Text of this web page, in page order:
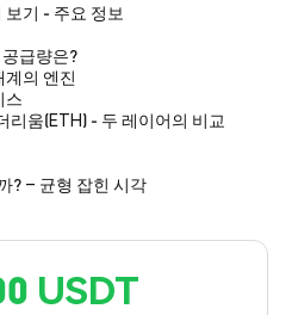
기 - 주요 정보
급량은?
의 엔진
스
리움(ETH) - 두 레이어의 비교
? – 균형 잡힌 시각
USDT